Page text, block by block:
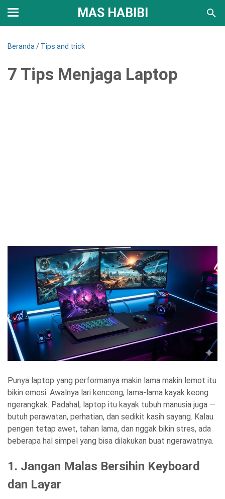
MAS HABIBI
Beranda / Tips and trick
7 Tips Menjaga Laptop
Punya laptop yang performanya makin lama makin lemot itu
bikin emosi. Awalnya lari kenceng, lama-lama kayak keong
ngerangkak. Padahal, laptop itu kayak tubuh manusia juga —
butuh perawatan, perhatian, dan sedikit kasih sayang. Kalau
pengen tetap awet, tahan lama, dan nggak bikin stres, ada
beberapa hal simpel yang bisa dilakukan buat ngerawatnya.
1. Jangan Malas Bersihin Keyboard
dan Layar